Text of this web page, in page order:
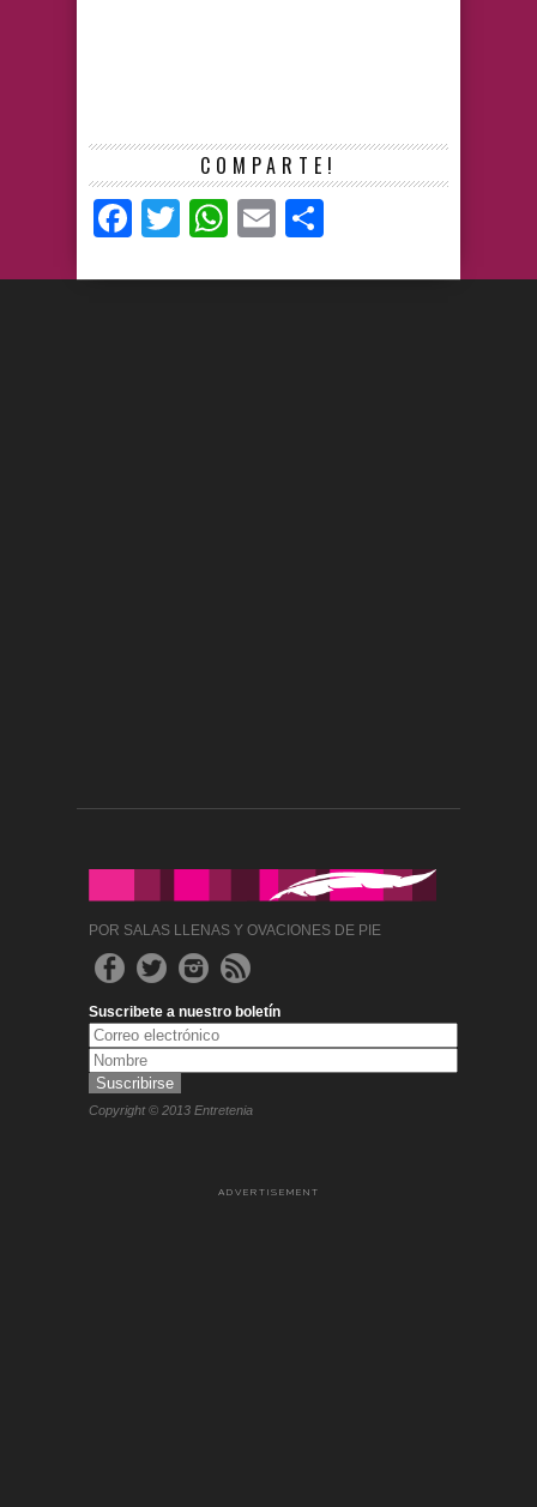
COMPARTE!
Facebook
TwitterWhatsApp
Email
POR SALAS LLENAS Y OVACIONES DE PIE
Suscribete a nuestro boletín
Copyright © 2013 Entretenia
ADVERTISEMENT